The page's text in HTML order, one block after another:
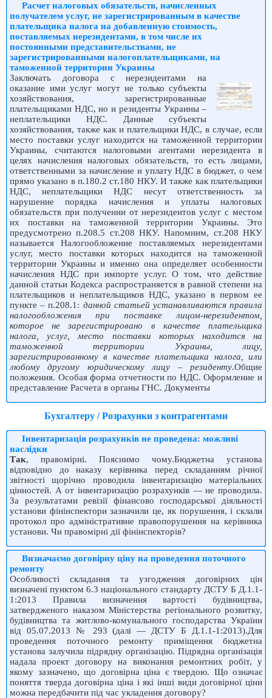
Расчет налоговых обязательств, начисленных
получателем услуг, не зарегистрированным в качестве
плательщика налога на добавленную стоимость,
поставляемых нерезидентами, в том числе их
постоянными представительствами, не
зарегистрированными налогоплательщиками, на
таможенной территории Украины
Заключать договора с нерезидентами на
оказание ими услуг могут не только субъекты
хозяйствования, зарегистрированные
плательщиками НДС, но и резиденты Украины –
неплательщики НДС. Данные субъекты
хозяйствования, также как и плательщики НДС, в случае, если
место поставки услуг находится на таможенной территории
Украины, считаются налоговыми агентами нерезидента в
целях начисления налоговых обязательств, то есть лицами,
ответственными за начисление и уплату НДС в бюджет, о чем
прямо указано в п.180.2 ст.180 НКУ. И также как плательщики
НДС, неплательщики НДС несут ответственность за
нарушение порядка начисления и уплаты налоговых
обязательств при получении от нерезидентов услуг с местом
их поставки на таможенной территории Украины. Это
предусмотрено п.208.5 ст.208 НКУ. Напомним, ст.208 НКУ
называется Налогообложение поставляемых нерезидентами
услуг, место поставки которых находится на таможенной
территории Украины и именно она определяет особенности
начисления НДС при импорте услуг. О том, что действие
данной статьи Кодекса распространяется в равной степени на
плательщиков и неплательщиков НДС, указано в первом ее
пункте – п.208.1: данной статьей устанавливаются правила
налогообложения при поставке лицом-нерезидентом,
которое не зарегистрировано в качестве плательщика
налога, услуг, место поставки которых находится на
таможенной территории Украины, лицу,
зарегистрированному в качестве плательщика налога, или
любому другому юридическому лицу – резиденту.Общие
положения. Особая форма отчетности по НДС. Оформление и
представление Расчета в органы ГНС. Документы
Бухгалтеру / Розрахунки з контрагентами
Інвентаризація розрахунків не проведена: можливі
наслідки
Так, правомірні. Пояснимо чому.Бюджетна установа
відповідно до наказу керівника перед складанням річної
звітності щорічно проводила інвентаризацію матеріальних
цінностей. А от інвентаризацію розрахунків — не проводила.
За результатами ревізії фінансово господарської діяльності
установи фінінспектори зазначили це, як порушення, і склали
протокол про адміністративне правопорушення на керівника
установи. Чи правомірні дії фінінспекторів?
Визначаємо договірну ціну на проведення поточного
ремонту
Особливості складання та узгодження договірних цін
визначені пунктом 6.3 на­ціонального стандарту ДСТУ Б Д.1.1-
1:2013 Правила визначення вартості будівництва,
затвердженого наказом Міністерства регіонального розвитку,
будівництва та житлово-комунального господарства України
від 05.07.2013 № 293 (далі — ДСТУ Б Д.1.1-1:2013).Для
проведення поточного ремонту приміщення бюджетна
установа залучила підрядну організацію. Підрядна організація
надала проект договору на виконання ремонтних робіт, у
якому зазначено, що договірна ціна є твердою. Що означає
поняття тверда договірна ціна і які інші види договірної ціни
можна передбачити під час укладення договору?